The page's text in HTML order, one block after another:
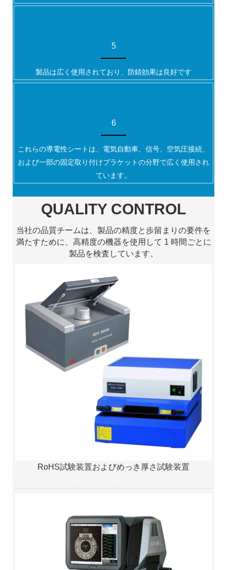
5
製品は広く使用されており、防錆効果は良好です
6
これらの導電性シートは、電気自動車、信号、空気圧接続、
および一部の固定取り付けブラケットの分野で広く使用され
ています。
QUALITY CONTROL
当社の品質チームは、製品の精度と歩留まりの要件を
満たすために、高精度の機器を使用して 1 時間ごとに
製品を検査しています。
RoHS試験装置およびめっき厚さ試験装置